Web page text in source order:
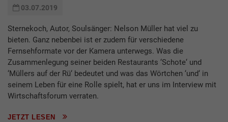
03.07.2019
Sternekoch, Autor, Soulsänger: Nelson Müller hat viel zu
bieten. Ganz nebenbei ist er zudem für verschiedene
Fernsehformate vor der Kamera unterwegs. Was die
Zusammenlegung seiner beiden Restaurants ‘Schote‘ und
‘Müllers auf der Rü‘ bedeutet und was das Wörtchen ‘und‘ in
seinem Leben für eine Rolle spielt, hat er uns im Interview mit
Wirtschaftsforum verraten.
JETZT LESEN